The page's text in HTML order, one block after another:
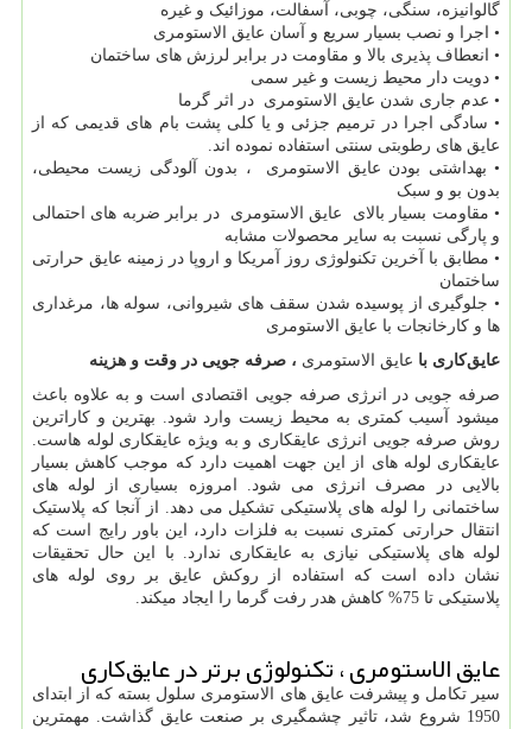
گالوانیزه، سنگی، چوبی، آسفالت، موزائیک و غیره
• اجرا و نصب بسیار سریع و آسان عایق الاستومری
• انعطاف پذیری بالا و مقاومت در برابر لرزش های ساختمان
• دویت دار محیط زیست و غیر سمی
• عدم جاری شدن عایق الاستومری در اثر گرما
• سادگی اجرا در ترمیم جزئی و یا کلی پشت بام های قدیمی که از
عایق های رطوبتی سنتی استفاده نموده اند.
• بهداشتی بودن عایق الاستومری ، بدون آلودگی زیست محیطی،
بدون بو و سبک
• مقاومت بسیار بالای عایق الاستومری در برابر ضربه های احتمالی
و پارگی نسبت به سایر محصولات مشابه
• مطابق با آخرین تکنولوژی روز آمریکا و اروپا در زمینه عایق حرارتی
ساختمان
• جلوگیری از پوسیده شدن سقف های شیروانی، سوله ها، مرغداری
ها و کارخانجات با عایق الاستومری
عایق‌کاری با عایق الاستومری ، صرفه جویی در وقت و هزینه
صرفه جویی در انرژی صرفه جویی اقتصادی است و به علاوه باعث
میشود آسیب کمتری به محیط زیست وارد شود. بهترین و کاراترین
روش صرفه جویی انرژی عایقکاری و به ویژه عایقکاری لوله هاست.
عایقکاری لوله های از این جهت اهمیت دارد که موجب کاهش بسیار
بالایی در مصرف انرژی می شود. امروزه بسیاری از لوله های
ساختمانی را لوله های پلاستیکی تشکیل می دهد. از آنجا که پلاستیک
انتقال حرارتی کمتری نسبت به فلزات دارد، این باور رایج است که
لوله های پلاستیکی نیازی به عایقکاری ندارد. با این حال تحقیقات
نشان داده است که استفاده از روکش عایق بر روی لوله های
پلاستیکی تا 75% کاهش هدر رفت گرما را ایجاد میکند.
عایق الاستومری ، تکنولوژی برتر در عایق‌کاری
سیر تکامل و پیشرفت عایق های الاستومری سلول بسته که از ابتدای
1950 شروع شد، تاثیر چشمگیری بر صنعت عایق گذاشت. مهمترین